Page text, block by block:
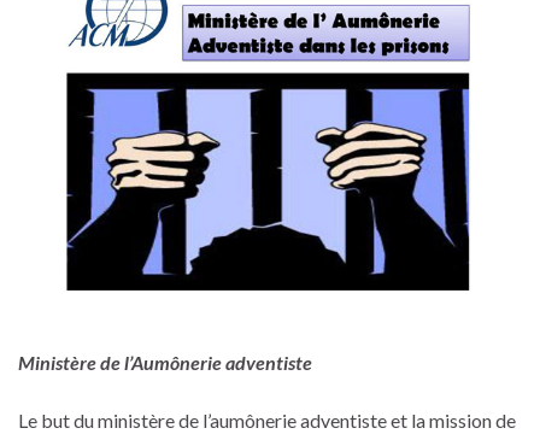
Ministère de l’Aumônerie adventiste
Le but du ministère de l’aumônerie adventiste et la mission de